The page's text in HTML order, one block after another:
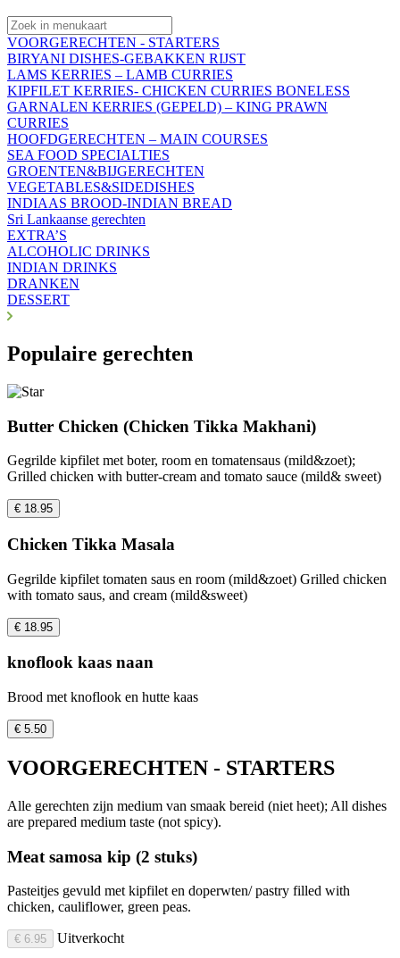
VOORGERECHTEN - STARTERS
BIRYANI DISHES-GEBAKKEN RIJST
LAMS KERRIES – LAMB CURRIES
KIPFILET KERRIES- CHICKEN CURRIES BONELESS
GARNALEN KERRIES (GEPELD) – KING PRAWN
CURRIES
HOOFDGERECHTEN – MAIN COURSES
SEA FOOD SPECIALTIES
GROENTEN&BIJGERECHTEN
VEGETABLES&SIDEDISHES
INDIAAS BROOD-INDIAN BREAD
Sri Lankaanse gerechten
EXTRA’S
ALCOHOLIC DRINKS
INDIAN DRINKS
DRANKEN
DESSERT
Populaire gerechten
Butter Chicken (Chicken Tikka Makhani)
Gegrilde kipfilet met boter, room en tomatensaus (mild&zoet);
Grilled chicken with butter-cream and tomato sauce (mild& sweet)
€ 18.95
Chicken Tikka Masala
Gegrilde kipfilet tomaten saus en room (mild&zoet) Grilled chicken
with tomato saus, and cream (mild&sweet)
€ 18.95
knoflook kaas naan
Brood met knoflook en hutte kaas
€ 5.50
VOORGERECHTEN - STARTERS
Alle gerechten zijn medium van smaak bereid (niet heet); All dishes
are prepared medium taste (not spicy).
Meat samosa kip (2 stuks)
Pasteitjes gevuld met kipfilet en doperwten/ pastry filled with
chicken, cauliflower, green peas.
€ 6.95 Uitverkocht